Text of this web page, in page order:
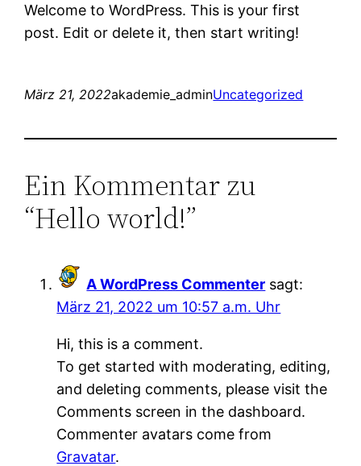
Welcome to WordPress. This is your first
post. Edit or delete it, then start writing!
März 21, 2022akademie_adminUncategorized
Ein Kommentar zu
“Hello world!”
A WordPress Commenter sagt:
März 21, 2022 um 10:57 a.m. Uhr
Hi, this is a comment.
To get started with moderating, editing,
and deleting comments, please visit the
Comments screen in the dashboard.
Commenter avatars come from
Gravatar.